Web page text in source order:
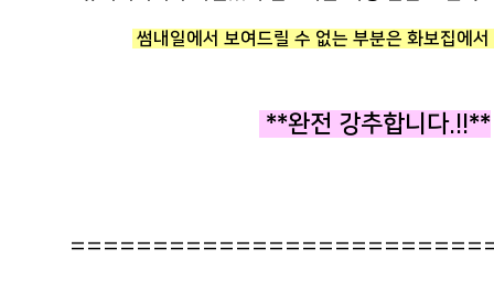
썸내일에서 보여드릴 수 없는 부분은 화보집에
**완전 강추합니다.!!**